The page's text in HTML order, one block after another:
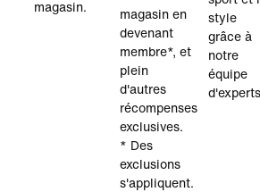
magasin.
magasin en
devenant
membre*, et
plein
d'autres
récompenses
exclusives.
* Des
exclusions
s'appliquent.
style
grâce à
notre
équipe